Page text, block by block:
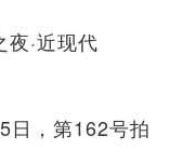
·近现代
日，第162号拍